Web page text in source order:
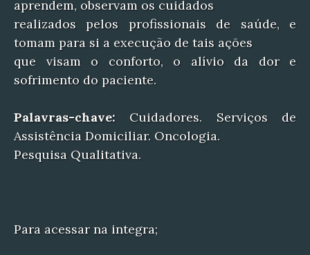
aprendem, observam os cuidados
realizados pelos profissionais de saúde, e
tomam para si a execução de tais ações
que visam o conforto, o alívio da dor e
sofrimento do paciente.
Palavras-chave: Cuidadores. Serviços de
Assistência Domiciliar. Oncologia.
Pesquisa Qualitativa.
Para acessar na integra;